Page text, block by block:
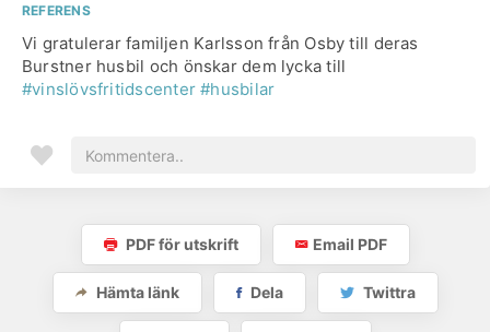
REFERENS
Vi gratulerar familjen Karlsson från Osby till deras
Burstner husbil och önskar dem lycka till
#vinslövsfritidscenter #husbilar
PDF för utskrift Email PDF
Hämta länk Dela Twittra